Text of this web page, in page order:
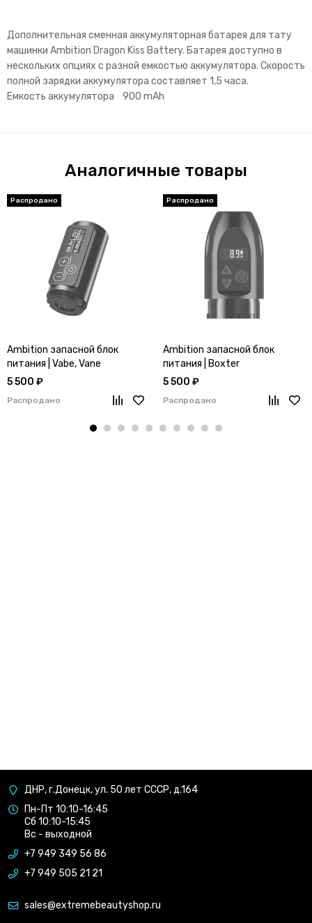
Дополнительная сменная аккумуляторная батарея для тату
машинки Ambition Dragon Kiss Battery. Батарея доступно в
нескольких опциях с разной емкостью аккумулятора. Скорость
полной зарядки аккумулятора составляет 1,5 часа.
Емкость аккумулятора 900 mAh
Аналогичные товары
Ambition запасной блок
питания | Vabe, Vane
5 500 ₽
Распродано
Ambition запасной блок
питания | Boxter
5 500 ₽
Распродано
ДНР, г.Донецк, ул. 50 лет СССР, д.164
Пн-Пт 10:10-16:45
Сб 10:10-15:45
Вс - выходной
+7 949 349 56 86
+7 949 505 21 21
sales@extremebeautyshop.ru